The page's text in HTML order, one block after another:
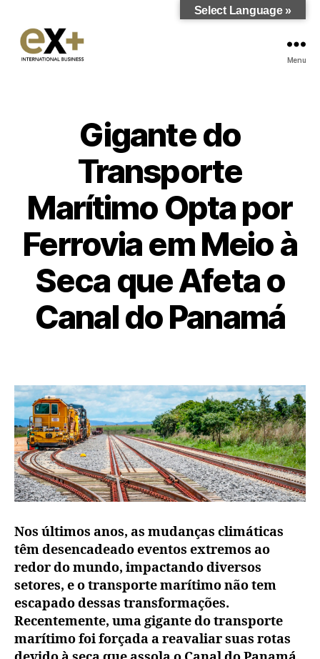
Menu
Gigante do
Transporte
Marítimo Opta por
Ferrovia em Meio à
Seca que Afeta o
Canal do Panamá
Nos últimos anos, as mudanças climáticas
têm desencadeado eventos extremos ao
redor do mundo, impactando diversos
setores, e o transporte marítimo não tem
escapado dessas transformações.
Recentemente, uma gigante do transporte
marítimo foi forçada a reavaliar suas rotas
Select Language »